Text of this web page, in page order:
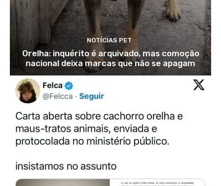
NOTÍCIAS PET
Orelha: inquérito é arquivado, mas comoção
nacional deixa marcas que não se apagam